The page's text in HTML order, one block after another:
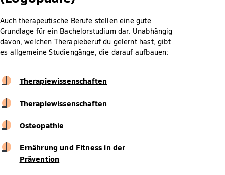
Auch therapeutische Berufe stellen eine gute
Grundlage für ein Bachelorstudium dar. Unabhängig
davon, welchen Therapieberuf du gelernt hast, gibt
es allgemeine Studiengänge, die darauf aufbauen:
Therapiewissenschaften
Therapiewissenschaften
Osteopathie
Ernährung und Fitness in der
Prävention